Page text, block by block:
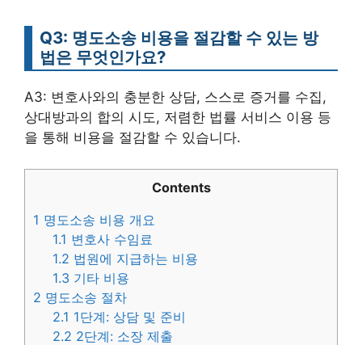
Q3: 명도소송 비용을 절감할 수 있는 방
법은 무엇인가요?
A3: 변호사와의 충분한 상담, 스스로 증거를 수집,
상대방과의 합의 시도, 저렴한 법률 서비스 이용 등
을 통해 비용을 절감할 수 있습니다.
Contents
1 명도소송 비용 개요
1.1 변호사 수임료
1.2 법원에 지급하는 비용
1.3 기타 비용
2 명도소송 절차
2.1 1단계: 상담 및 준비
2.2 2단계: 소장 제출